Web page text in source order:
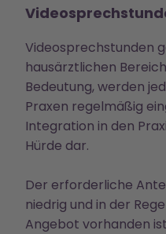
Videosprechstunden
hausärztlichen
Bedeutung, werden
Praxen regelmäßig
Integration in den
Hürde dar.
Der erforderliche
niedrig und in der
Angebot vorhanden